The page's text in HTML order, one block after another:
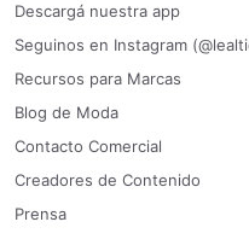
Descargá nuestra app
Seguinos en Instagram
Recursos para Marcas
Blog de Moda
Contacto Comercial
Creadores de Contenido
Prensa